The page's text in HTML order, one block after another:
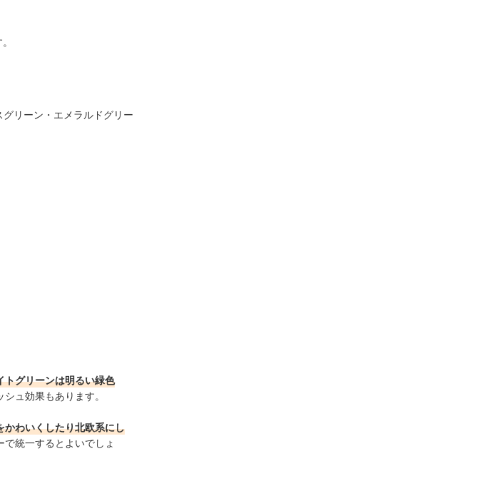
リーン・エメラルドグリー
トグリーンは明るい緑色
ュ効果もあります。
かわいくしたり北欧系にし
統一するとよいでしょ